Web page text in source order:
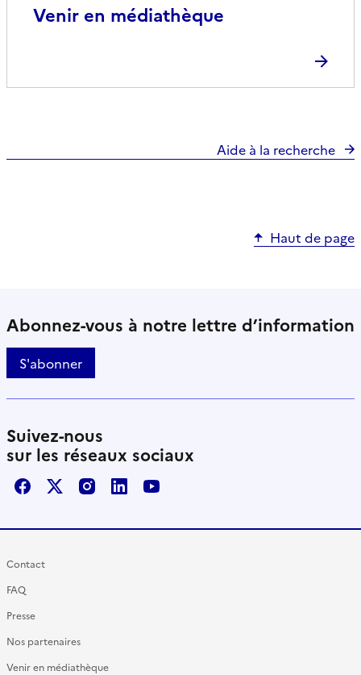
Venir en médiathèque
Aide à la recherche
Haut de page
Abonnez-vous à notre lettre d’information
S'abonner
Suivez-nous
sur les réseaux sociaux
FacebookX / TwitterInstagram
LinkedInYoutube
Contact
FAQ
Presse
Nos partenaires
Venir en médiathèque